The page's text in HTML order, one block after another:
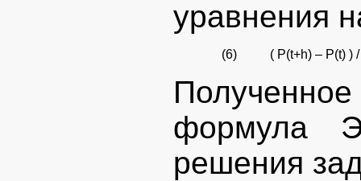
уравнения
(6) ( P(t+h) – P(t) )
формула
решения